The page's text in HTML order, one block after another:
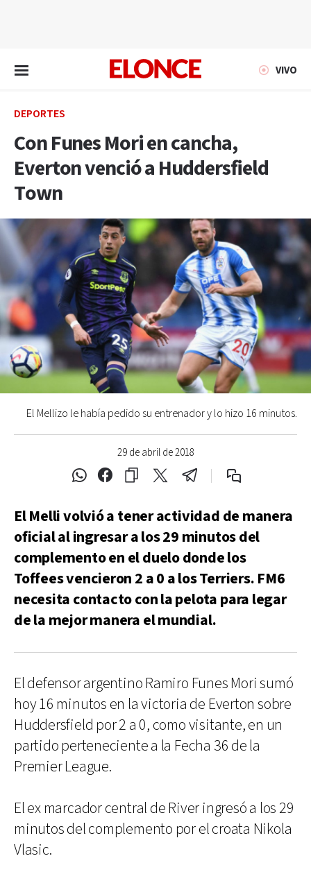
VIVO
DEPORTES
Con Funes Mori en cancha,
Everton venció a Huddersfield
Town
29 de abril de 2018
El Mellizo le había pedido su entrenador y lo hizo 16 minutos.
El Melli volvió a tener actividad de manera
oficial al ingresar a los 29 minutos del
complemento en el duelo donde los
Toffees vencieron 2 a 0 a los Terriers. FM6
necesita contacto con la pelota para legar
de la mejor manera el mundial.
El defensor argentino Ramiro Funes Mori sumó
hoy 16 minutos en la victoria de Everton sobre
Huddersfield por 2 a 0, como visitante, en un
partido perteneciente a la Fecha 36 de la
Premier League.
El ex marcador central de River ingresó a los 29
minutos del complemento por el croata Nikola
Vlasic.